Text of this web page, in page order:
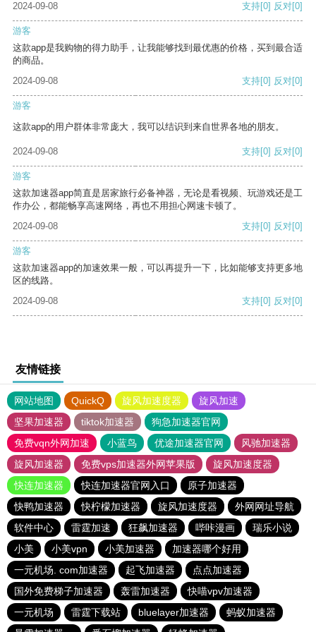
2024-09-08 支持[0] 反对[0]
游客
这款app是我购物的得力助手，让我能够找到最优惠的价格，买到最合适
的商品。
2024-09-08
支持[0] 反对[0]
游客
这款app的用户群体非常庞大，我可以结识到来自世界各地的朋友。
2024-09-08 支持[0] 反对[0]
游客
这款加速器app简直是居家旅行必备神器，无论是看视频、玩游戏还是工
作办公，都能畅享高速网络，再也不用担心网速卡顿了。
2024-09-08
支持[0] 反对[0]
游客
这款加速器app的加速效果一般，可以再提升一下，比如能够支持更多地
区的线路。
2024-09-08
支持[0] 反对[0]
友情链接
网站地图 QuickQ 旋风加速度器
旋风加速
坚果加速器
tiktok加速器
狗急加速器官网
免费vqn外网加速
小蓝鸟 优途加速器官网
风驰加速器
旋风加速器
免费vps加速器外网苹果版
旋风加速度器
快连加速器
快连加速器官网入口
原子加速器
快鸭加速器
快柠檬加速器 旋风加速度器
外网网址导航
软件中心
雷霆加速 狂飙加速器 哔咔漫画
瑞乐小说
小美
小美vpn 小美加速器
加速器哪个好用
一元机场. com加速器
起飞加速器
点点加速器
国外免费梯子加速器
轰雷加速器
快喵vpv加速器
一元机场
雷霆下载站 bluelayer加速器
蚂蚁加速器